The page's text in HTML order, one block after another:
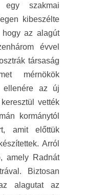
szakmai
kibeszélte
az alagút
évvel
társaság
mérnökök
ellenére az új
vették
kormánytól
amit előttük
Arról
amely Radnát
Biztosan
alagutat az